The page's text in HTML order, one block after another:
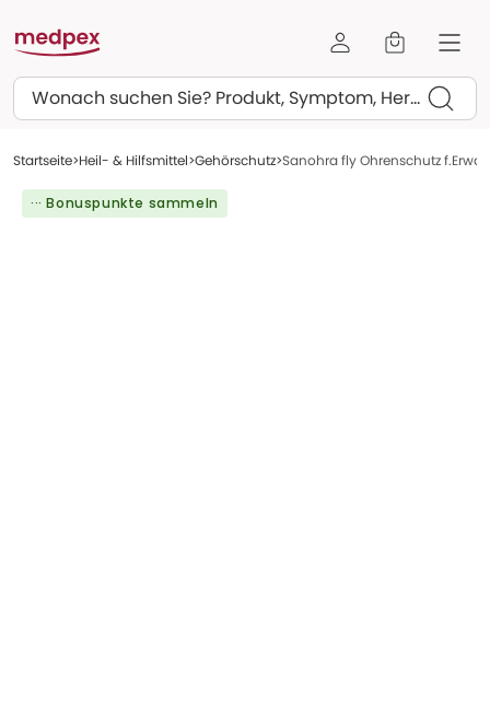
Suchen
Startseite Heil- & Hilfsmittel Gehörschutz Sanohra fly Ohrenschutz
··· Bonuspunkte sammeln